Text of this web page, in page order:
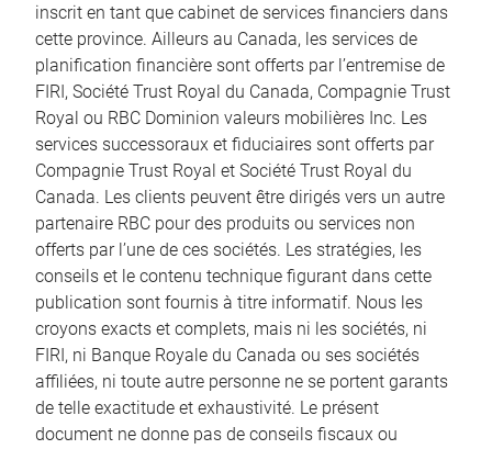
inscrit en tant que cabinet de services financiers dans
cette province. Ailleurs au Canada, les services de
planification financière sont offerts par l’entremise de
FIRI, Société Trust Royal du Canada, Compagnie Trust
Royal ou RBC Dominion valeurs mobilières Inc. Les
services successoraux et fiduciaires sont offerts par
Compagnie Trust Royal et Société Trust Royal du
Canada. Les clients peuvent être dirigés vers un autre
partenaire RBC pour des produits ou services non
offerts par l’une de ces sociétés. Les stratégies, les
conseils et le contenu technique figurant dans cette
publication sont fournis à titre informatif. Nous les
croyons exacts et complets, mais ni les sociétés, ni
FIRI, ni Banque Royale du Canada ou ses sociétés
affiliées, ni toute autre personne ne se portent garants
de telle exactitude et exhaustivité. Le présent
document ne donne pas de conseils fiscaux ou